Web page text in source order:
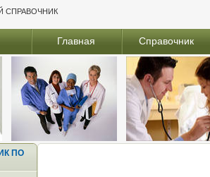
СПРАВОЧНИК
Главная Справочник
ПО